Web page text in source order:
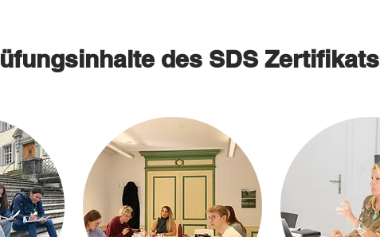
des SDS Zertifikats